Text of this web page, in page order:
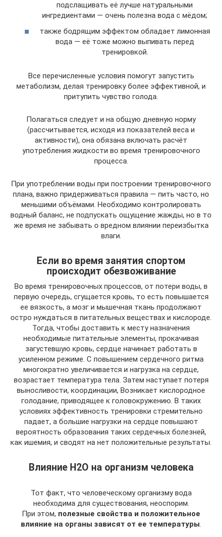
подслащивать её лучше натуральными
ингредиентами — очень полезна вода с мёдом;
также бодрящим эффектом обладает лимонная
вода — её тоже можно выпивать перед
тренировкой.
Все перечисленные условия помогут запустить
метаболизм, делая тренировку более эффективной, и
притупить чувство голода.
Полагаться следует и на общую дневную норму
(рассчитывается, исходя из показателей веса и
активности), она обязана включать расчёт
употребления жидкости во время тренировочного
процесса.
При употреблении воды при построении тренировочного
плана, важно придерживаться правила — пить часто, но
меньшими объёмами. Необходимо контролировать
водный баланс, не подпускать ощущение жажды, но в то
же время не забывать о вредном влиянии переизбытка
влаги.
Если во время занятия спортом
происходит обезвоживание
Во время тренировочных процессов, от потери воды, в
первую очередь, сгущается кровь, то есть повышается
ее вязкость, а мозг и мышечная ткань продолжают
остро нуждаться в питательных веществах и кислороде.
Тогда, чтобы доставить к месту назначения
необходимые питательные элементы, прокачивая
загустевшую кровь, сердце начинает работать в
усиленном режиме. С повышением сердечного ритма
многократно увеличивается и нагрузка на сердце,
возрастает температура тела. Затем наступает потеря
выносливости, координации, Возникает кислородное
голодание, приводящее к головокружению. В таких
условиях эффективность тренировки стремительно
падает, а большие нагрузки на сердце повышают
вероятность образования таких сердечных болезней,
как ишемия, и сводят на нет положительные результаты.
Влияние H2O на организм человека
Тот факт, что человеческому организму вода
необходима для существования, неоспорим.
При этом, полезные свойства и положительное
влияние на органы зависят от ее температуры.